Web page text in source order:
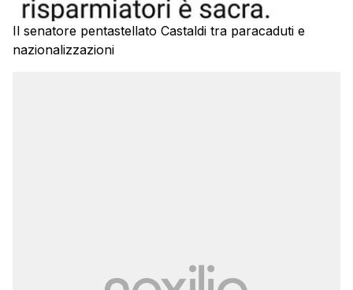
Il senatore pentastellato Castaldi tra paracaduti e
nazionalizzazioni